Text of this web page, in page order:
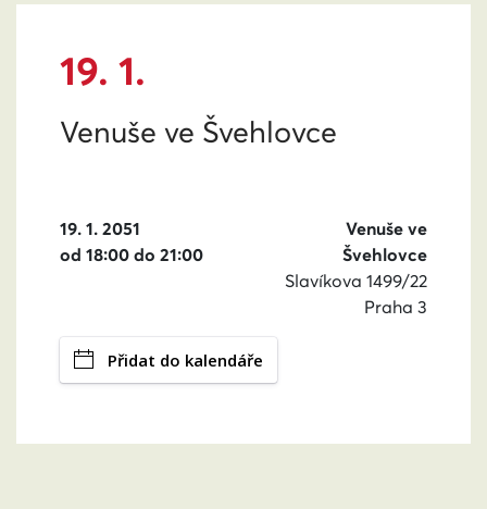
19. 1.
Venuše ve Švehlovce
19. 1. 2051
od 18:00 do 21:00
Venuše ve
Švehlovce
Slavíkova 1499/22
Praha 3
Přidat do kalendáře